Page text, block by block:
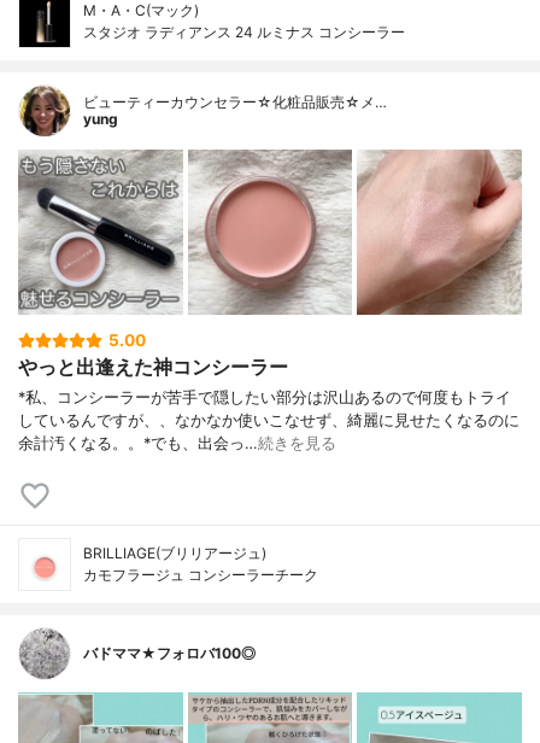
M・A・C(マック)
スタジオ ラディアンス 24 ルミナス コンシーラー
ビューティーカウンセラー☆化粧品販売☆メ…
yung
5.00
やっと出逢えた神コンシーラー
*私、コンシーラーが苦手で隠したい部分は沢山あるので何度もトライ
しているんですが、、なかなか使いこなせず、綺麗に見せたくなるのに
余計汚くなる。。⁡*でも、出会っ…続きを見る
BRILLIAGE(ブリリアージュ)
カモフラージュ コンシーラーチーク
バドママ★フォロバ100◎